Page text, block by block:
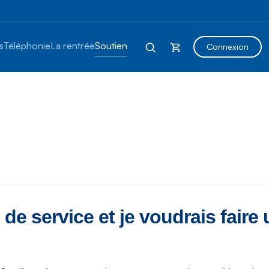
TéléphonieLa rentréeSoutien Connexion
service et je voudrais faire